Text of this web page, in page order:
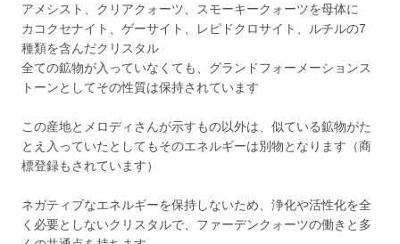
アメシスト、クリアクォーツ、スモーキークォーツを母体に
カコクセナイト、ゲーサイト、レピドクロサイト、ルチルの7
種類を含んだクリスタル
全ての鉱物が入っていなくても、グランドフォーメーションス
トーンとしてその性質は保持されています
この産地とメロディさんが示すもの以外は、似ている鉱物がた
とえ入っていたとしてもそのエネルギーは別物となります（商
標登録もされています）
ネガティブなエネルギーを保持しないため、浄化や活性化を全
く必要としないクリスタルで、ファーデンクォーツの働きと多